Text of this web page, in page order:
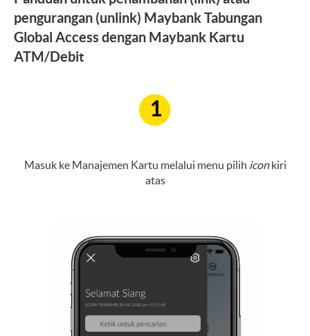
pengurangan (unlink) Maybank Tabungan
Global Access dengan Maybank Kartu
ATM/Debit
1
Masuk ke Manajemen Kartu melalui menu pilih iconkiri
atas